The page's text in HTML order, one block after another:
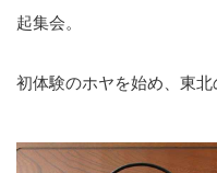
起集会。
初体験のホヤを始め、東北